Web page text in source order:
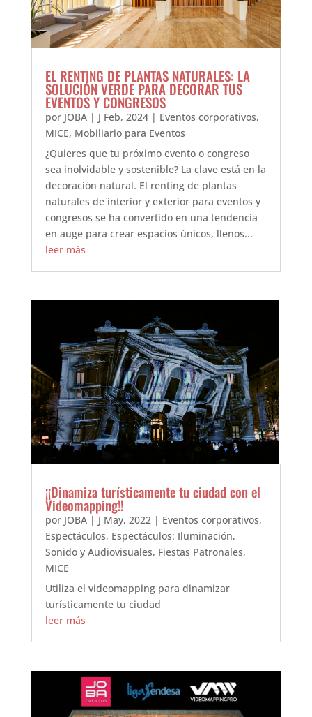
EL RENTING DE PLANTAS NATURALES: LA
SOLUCIÓN VERDE PARA DECORAR TUS
EVENTOS Y CONGRESOS
por JOBA| J Feb, 2024| Eventos corporativos,
MICE, Mobiliario para Eventos
¿Quieres que tu próximo evento o congreso
sea inolvidable y sostenible? La clave está en la
decoración natural. El renting de plantas
naturales de interior y exterior para eventos y
congresos se ha convertido en una tendencia
en auge para crear espacios únicos, llenos...
leer más
¡¡Dinamiza turísticamente tu ciudad con el
Videomapping!!
por JOBA| J May, 2022| Eventos corporativos,
Espectáculos, Espectáculos: Iluminación,
Sonido y Audiovisuales, Fiestas Patronales,
MICE
Utiliza el videomapping para dinamizar
turísticamente tu ciudad
leer más